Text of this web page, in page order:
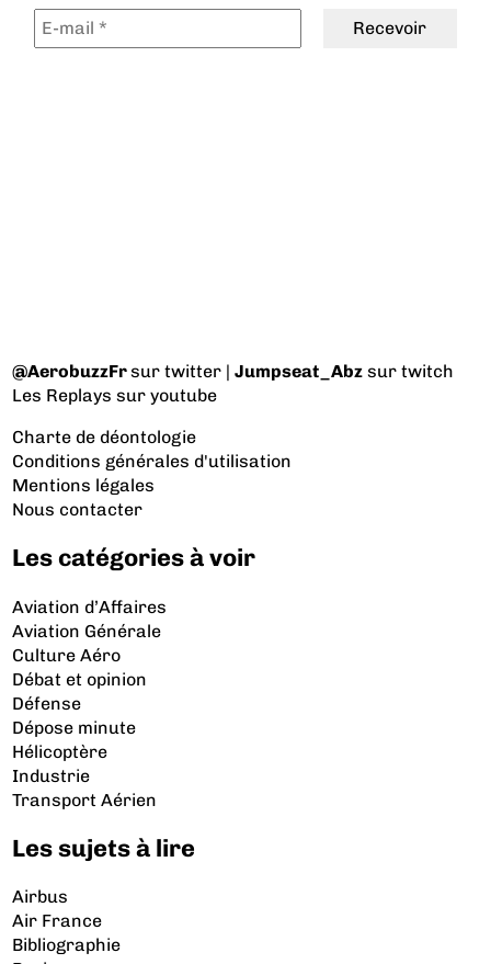
@AerobuzzFrsur twitter |Jumpseat_Abz sur twitch
Les Replays sur youtube
Charte de déontologie
Conditions générales d'utilisation
Mentions légales
Nous contacter
Les catégories à voir
Aviation d’Affaires
Aviation Générale
Culture Aéro
Débat et opinion
Défense
Dépose minute
Hélicoptère
Industrie
Transport Aérien
Les sujets à lire
Airbus
Air France
Bibliographie